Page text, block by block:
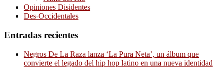
Opiniones Disidentes
Des-Occidentales
Entradas recientes
Negros De La Raza lanza ‘La Pura Neta’, un álbum que
convierte el legado del hip hop latino en una nueva identidad